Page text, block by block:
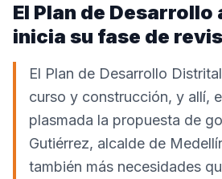
El Plan de Desarrollo
inicia su fase de
El Plan de Desarrollo
curso y construcción, y allí,
plasmada la propuesta de
Gutiérrez, alcalde de
también más necesidades